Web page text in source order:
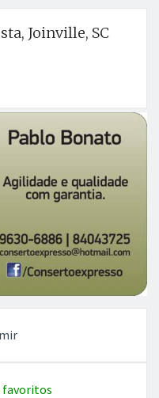
Joinville, SC
favoritos